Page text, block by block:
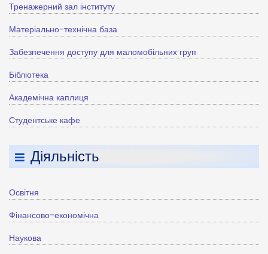
Тренажерний зал інституту
Матеріально-технічна база
Забезпечення доступу для маломобільних груп
Бібліотека
Академічна каплиця
Студентське кафе
Діяльність
Освітня
Фінансово-економічна
Наукова